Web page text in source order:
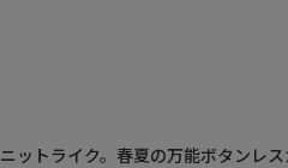
ットライク。春夏の万能ボタンレス